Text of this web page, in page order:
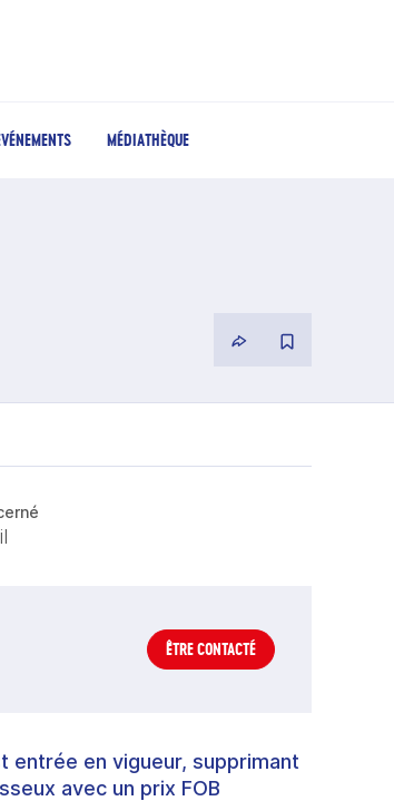
MÉDIATHÈQUE
ÊTRE CONTACTÉ
entrée en vigueur, supprimant
avec un prix FOB